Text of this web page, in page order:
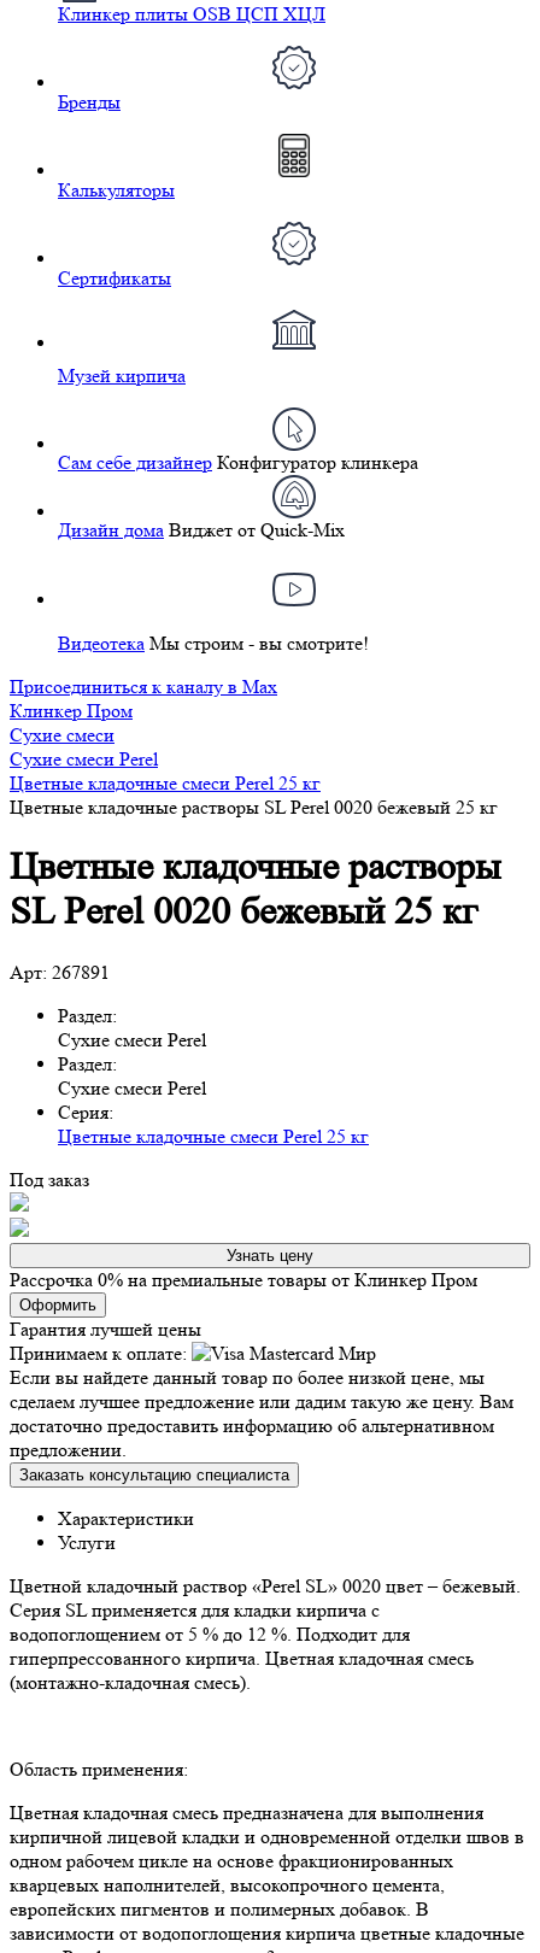
Клинкер плиты OSB ЦСП ХЦЛ
Бренды
Калькуляторы
Сертификаты
Музей кирпича
Сам себе дизайнер Конфигуратор клинкера
Дизайн дома Виджет от Quick-Mix
Видеотека Мы строим - вы смотрите!
Присоединиться к каналу в Max
Клинкер Пром
Сухие смеси
Сухие смеси Perel
Цветные кладочные смеси Perel 25 кг
Цветные кладочные растворы SL Perel 0020 бежевый 25 кг
Цветные кладочные растворы
SL Perel 0020 бежевый 25 кг
Арт: 267891
Раздел:
Сухие смеси Perel
Раздел:
Сухие смеси Perel
Серия:
Цветные кладочные смеси Perel 25 кг
Под заказ
Узнать цену
Рассрочка 0% на премиальные товары от Клинкер Пром
Оформить
Гарантия лучшей цены
Принимаем к оплате:
Если вы найдете данный товар по более низкой цене, мы
сделаем лучшее предложение или дадим такую же цену. Вам
достаточно предоставить информацию об альтернативном
предложении.
Заказать консультацию специалиста
Характеристики
Услуги
Цветной кладочный раствор «Perel SL» 0020 цвет – бежевый.
Серия SL применяется для кладки кирпича с
водопоглощением от 5 % до 12 %. Подходит для
гиперпрессованного кирпича. Цветная кладочная смесь
(монтажно-кладочная смесь).
Область применения:
Цветная кладочная смесь предназначена для выполнения
кирпичной лицевой кладки и одновременной отделки швов в
одном рабочем цикле на основе фракционированных
кварцевых наполнителей, высокопрочного цемента,
европейских пигментов и полимерных добавок. В
зависимости от водопоглощения кирпича цветные кладочные